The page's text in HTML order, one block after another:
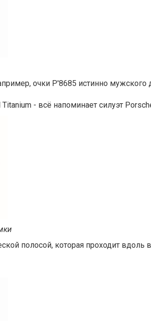
очки P'8685 истинно
- всё напоминает силуэт
полосой, которая проходит вдоль